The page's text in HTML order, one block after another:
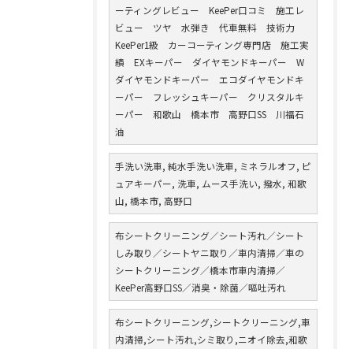
ーティングレビュー KeePer口コミ 施工レ
ビュー ツヤ 水弾き 代車無料 技術力
KeePer1級 カーコーティング専門店 施工実
績 EXキーパー ダイヤモンドキーパー W
ダイヤモンドキーパー エコダイヤモンドキ
ーパー フレッシュキーパー クリスタルキ
ーパー 和歌山 橋本市 高野口SS 川福石
油
手洗い洗車, 純水手洗い洗車, ミネラルオフ, ピ
ュアキーパー, 洗車, ムース手洗い, 撥水, 和歌
山, 橋本市, 高野口
布シートクリーニング／シート汚れ／シート
しみ取り／シートヤニ取り／車内清掃／車の
シートクリーニング／橋本市車内清掃／
KeePer高野口SS／消臭・除菌／嘔吐汚れ
布シートクリーニング,シートクリーニング,車
内清掃,シート汚れ,シミ取り,ニオイ除去,和歌